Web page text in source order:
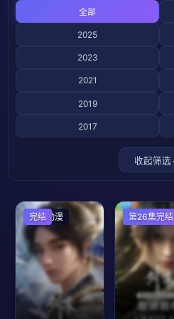
全部
2025
2023
2021
2019
2017
收起筛选
国产动漫
完结 国产动漫
第26集完结